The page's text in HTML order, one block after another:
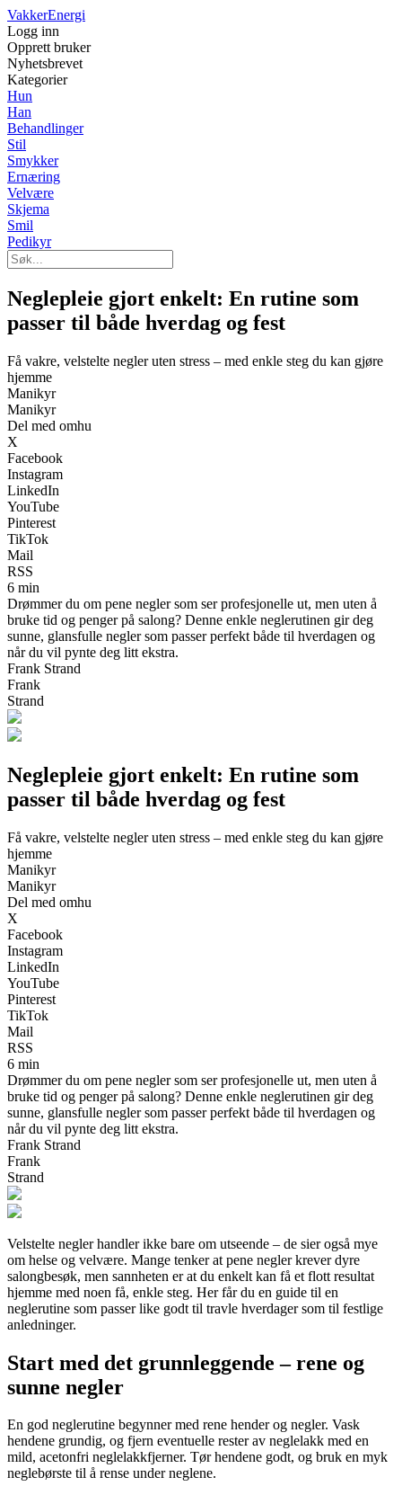
VakkerEnergi
Logg inn
Opprett bruker
Nyhetsbrevet
Kategorier
Hun
Han
Behandlinger
Stil
Smykker
Ernæring
Velvære
Skjema
Smil
Pedikyr
Neglepleie gjort enkelt: En rutine som
passer til både hverdag og fest
Få vakre, velstelte negler uten stress – med enkle steg du kan gjøre
hjemme
Manikyr
Manikyr
Del med omhu
X
Facebook
Instagram
LinkedIn
YouTube
Pinterest
TikTok
Mail
RSS
6 min
Drømmer du om pene negler som ser profesjonelle ut, men uten å
bruke tid og penger på salong? Denne enkle neglerutinen gir deg
sunne, glansfulle negler som passer perfekt både til hverdagen og
når du vil pynte deg litt ekstra.
Frank Strand
Frank
Strand
Neglepleie gjort enkelt: En rutine som
passer til både hverdag og fest
Få vakre, velstelte negler uten stress – med enkle steg du kan gjøre
hjemme
Manikyr
Manikyr
Del med omhu
X
Facebook
Instagram
LinkedIn
YouTube
Pinterest
TikTok
Mail
RSS
6 min
Drømmer du om pene negler som ser profesjonelle ut, men uten å
bruke tid og penger på salong? Denne enkle neglerutinen gir deg
sunne, glansfulle negler som passer perfekt både til hverdagen og
når du vil pynte deg litt ekstra.
Frank Strand
Frank
Strand
Velstelte negler handler ikke bare om utseende – de sier også mye
om helse og velvære. Mange tenker at pene negler krever dyre
salongbesøk, men sannheten er at du enkelt kan få et flott resultat
hjemme med noen få, enkle steg. Her får du en guide til en
neglerutine som passer like godt til travle hverdager som til festlige
anledninger.
Start med det grunnleggende – rene og
sunne negler
En god neglerutine begynner med rene hender og negler. Vask
hendene grundig, og fjern eventuelle rester av neglelakk med en
mild, acetonfri neglelakkfjerner. Tør hendene godt, og bruk en myk
neglebørste til å rense under neglene.